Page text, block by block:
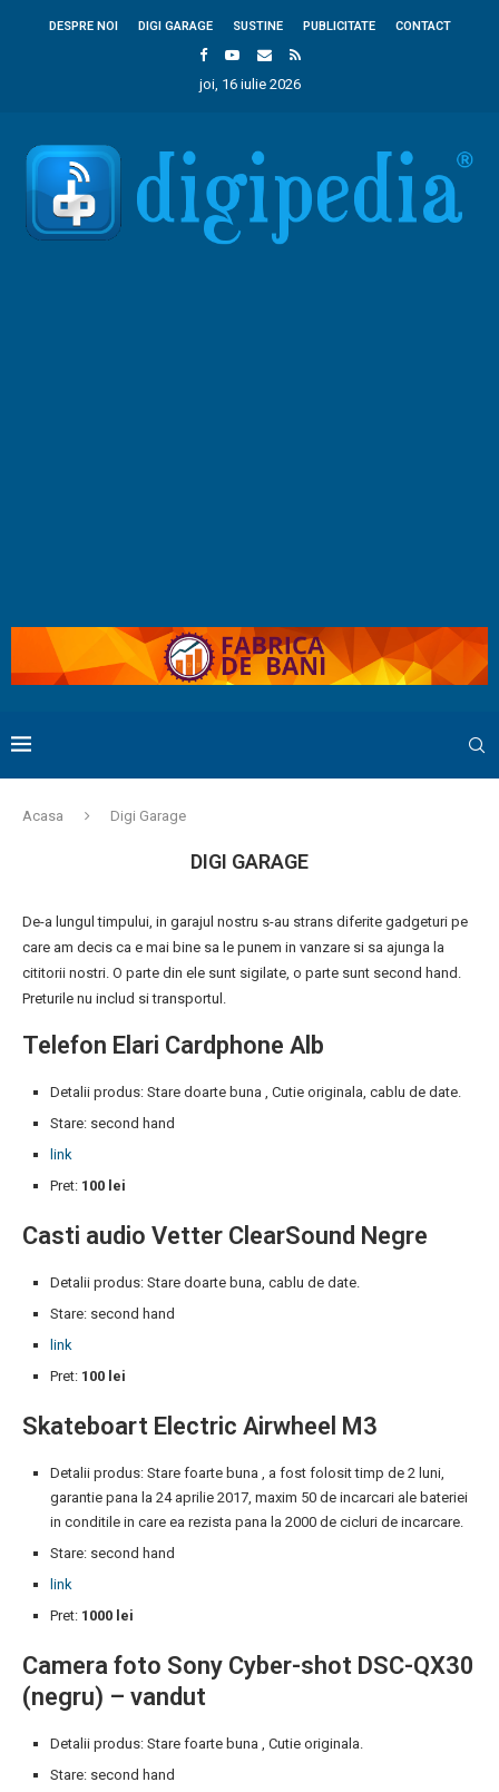
DESPRE NOI DIGI GARAGE SUSTINE PUBLICITATE CONTACT
joi, 16 iulie 2026
Acasa Digi Garage
DIGI GARAGE
De-a lungul timpului, in garajul nostru s-au strans diferite gadgeturi pe
care am decis ca e mai bine sa le punem in vanzare si sa ajunga la
cititorii nostri. O parte din ele sunt sigilate, o parte sunt second hand.
Preturile nu includ si transportul.
Telefon Elari Cardphone Alb
Detalii produs: Stare doarte buna , Cutie originala, cablu de date.
Stare: second hand
link
Pret: 100 lei
Casti audio Vetter ClearSound Negre
Detalii produs: Stare doarte buna, cablu de date.
Stare: second hand
link
Pret: 100 lei
Skateboart Electric Airwheel M3
Detalii produs: Stare foarte buna , a fost folosit timp de 2 luni,
garantie pana la 24 aprilie 2017, maxim 50 de incarcari ale bateriei
in conditile in care ea rezista pana la 2000 de cicluri de incarcare.
Stare: second hand
link
Pret: 1000 lei
Camera foto Sony Cyber-shot DSC-QX30
(negru) – vandut
Detalii produs: Stare foarte buna , Cutie originala.
Stare: second hand